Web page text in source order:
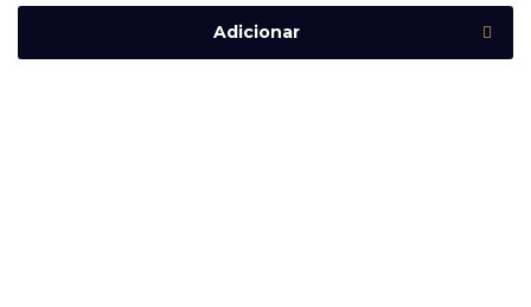
Adicionar